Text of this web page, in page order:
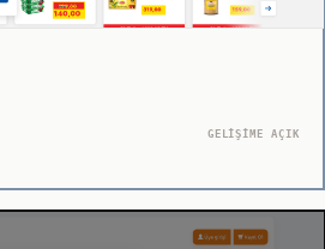
GELİŞİME AÇIK